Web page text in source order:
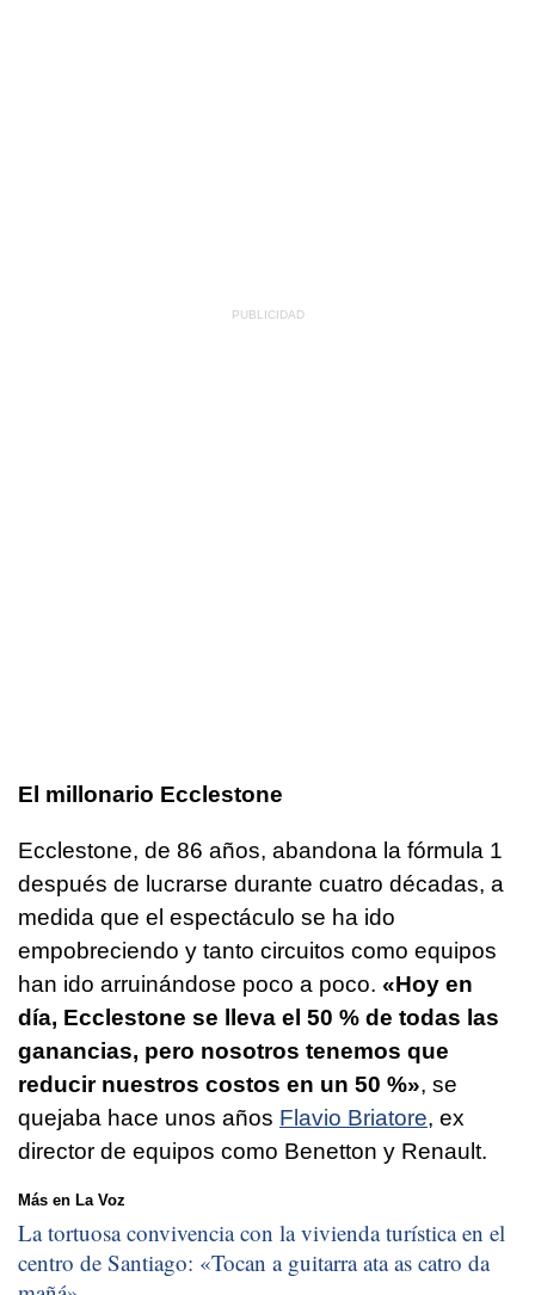
El millonario Ecclestone
Ecclestone, de 86 años, abandona la fórmula 1
después de lucrarse durante cuatro décadas, a
medida que el espectáculo se ha ido
empobreciendo y tanto circuitos como equipos
han ido arruinándose poco a poco. «Hoy en
día, Ecclestone se lleva el 50 % de todas las
ganancias, pero nosotros tenemos que
reducir nuestros costos en un 50 %», se
quejaba hace unos años Flavio Briatore, ex
director de equipos como Benetton y Renault.
Más en La Voz
La tortuosa convivencia con la vivienda turística en el
centro de Santiago: «Tocan a guitarra ata as catro da